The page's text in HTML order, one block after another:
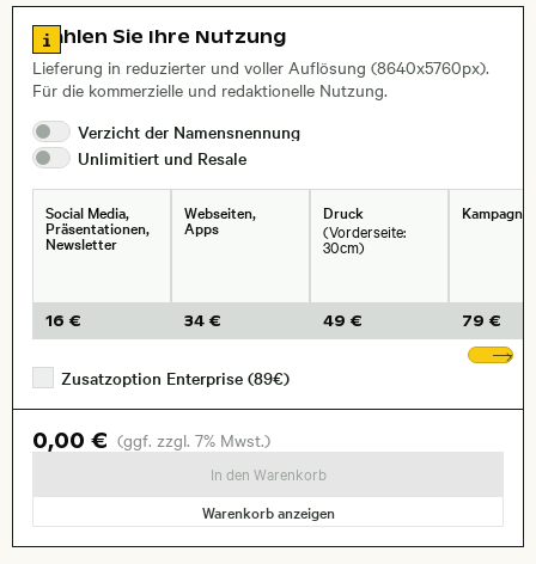
Zu den Lizenzinformationen springen
Wählen Sie Ihre Nutzung
Lieferung in reduzierter und voller Auflösung (8640x5760px).
Für die kommerzielle und redaktionelle Nutzung.
Verzicht der Namensnennung
Unlimitiert und Resale
Social Media,
Präsentationen,
Newsletter
16 €
Webseiten,
Apps
34 €
Druck
(Vorderseite:
30cm)
49 € 79 €
Zusatzoption Enterprise (89€)
0,00 € (ggf. zzgl. 7% Mwst.)
In den Warenkorb
Warenkorb anzeigen